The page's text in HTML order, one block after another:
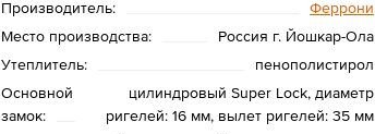
Производитель:
Феррони
Место производства:
Россия г. Йошкар-Ола
Утеплитель:
пенополистирол
Основной
замок:
цилиндровый Super Lock, диаметр
ригелей: 16 мм, вылет ригелей: 35 мм